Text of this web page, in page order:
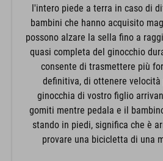
l'intero piede a terra in caso di
bambini che hanno acquisito
possono alzare la sella fino a
quasi completa del ginocchio
consente di trasmettere più
definitiva, di ottenere velocità
ginocchia di vostro figlio
gomiti mentre pedala e il
stando in piedi, significa che è
provare una bicicletta di una